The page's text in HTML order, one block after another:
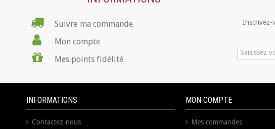
Suivre ma commande
Mon compte
Mes points fidélité
Inscrivez-
INFORMATIONS
Contactez-nous
MON COMPTE
Mes commandes